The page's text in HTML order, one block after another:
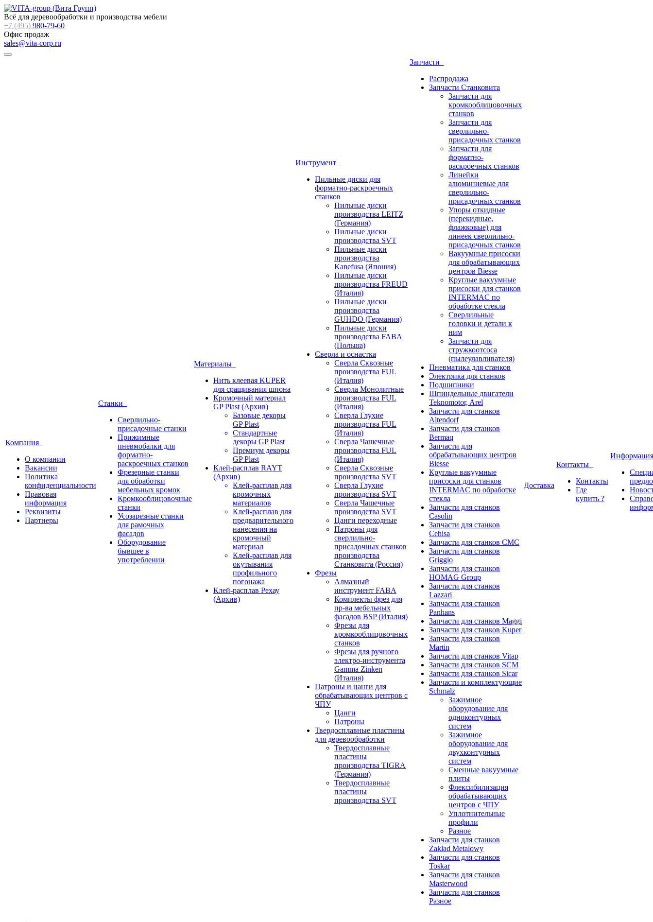
Всё для деревообработки и производства мебели
+7 (495) 980-79-60
Офис продаж
sales@vita-corp.ru
Компания
О компании
Вакансии
Политика
конфиденциальности
Правовая
информация
Реквизиты
Партнеры
Станки
Сверлильно-
присадочные станки
Прижимные
пневмобалки для
форматно-
раскроечных станков
Фрезерные станки
для обработки
мебельных кромок
Кромкооблицовочные
станки
Усозарезные станки
для рамочных
фасадов
Оборудование
бывшее в
употреблении
Материалы
Нить клеевая KUPER
для сращивания шпона
Кромочный материал
GP Plast (Архив)
Базовые декоры
GP Plast
Стандартные
декоры GP Plast
Премиум декоры
GP Plast
Клей-расплав RAYT
(Архив)
Клей-расплав для
кромочных
материалов
Клей-расплав для
предварительного
нанесения на
кромочный
материал
Клей-расплав для
окутывания
профильного
погонажа
Клей-расплав Рехау
(Архив)
Инструмент
Пильные диски для
форматно-раскроечных
станков
Пильные диски
производства LEITZ
(Германия)
Пильные диски
производства SVT
Пильные диски
производства
Kanefusa (Япония)
Пильные диски
производства FREUD
(Италия)
Пильные диски
производства
GUHDO (Германия)
Пильные диски
производства FABA
(Польша)
Сверла и оснастка
Сверла Сквозные
производства FUL
(Италия)
Сверла Монолитные
производства FUL
(Италия)
Сверла Глухие
производства FUL
(Италия)
Сверла Чашечные
производства FUL
(Италия)
Сверла Сквозные
производства SVT
Сверла Глухие
производства SVT
Сверла Чашечные
производства SVT
Цанги переходные
Патроны для
сверлильно-
присадочных станков
производства
Станковита (Россия)
Фрезы
Алмазный
инструмент FABA
Комплекты фрез для
пр-ва мебельных
фасадов BSP (Италия)
Фрезы для
кромкооблицовочных
станков
Фрезы для ручного
электро-инструмента
Gamma Zinken
(Италия)
Патроны и цанги для
обрабатывающих центров с
ЧПУ
Цанги
Патроны
Твердосплавные пластины
для деревообработки
Твердосплавные
пластины
производства TIGRA
(Германия)
Твердосплавные
пластины
производства SVT
Запчасти
Распродажа
Запчасти Станковита
Запчасти для
кромкооблицовочных
станков
Запчасти для
сверлильно-
присадочных станков
Запчасти для
форматно-
раскроечных станков
Линейки
алюминиевые для
сверлильно-
присадочных станков
Упоры откидные
(перекидные,
флажковые) для
линеек сверлильно-
присадочных станков
Вакуумные присоски
для обрабатывающих
центров Biesse
Круглые вакуумные
присоски для станков
INTERMAC по
обработке стекла
Сверлильные
головки и детали к
ним
Запчасти для
стружкоотсоса
(пылеулавливателя)
Пневматика для станков
Электрика для станков
Подшипники
Шпиндельные двигатели
Teknomotor, Arel
Запчасти для станков
Altendorf
Запчасти для станков
Bermaq
Запчасти для
обрабатывающих центров
Biesse
Круглые вакуумные
присоски для станков
INTERMAC по обработке
стекла
Запчасти для станков
Casolin
Запчасти для станков
Cehisa
Запчасти для станков CMC
Запчасти для станков
Griggio
Запчасти для станков
HOMAG Group
Запчасти для станков
Lazzari
Запчасти для станков
Panhans
Запчасти для станков Maggi
Запчасти для станков Kuper
Запчасти для станков
Martin
Запчасти для станков Vitap
Запчасти для станков SCM
Запчасти для станков Sicar
Запчасти и комплектующие
Schmalz
Зажимное
оборудование для
одноконтурных
систем
Зажимное
оборудование для
двухконтурных
систем
Сменные вакуумные
плиты
Флексибилизация
обрабатывающих
центров с ЧПУ
Уплотнительные
профили
Разное
Запчасти для станков
Zaklad Metalowy
Запчасти для станков
Toskar
Запчасти для станков
Masterwood
Запчасти для станков
Разное
Доставка
Контакты
Контакты
Где
купить ?